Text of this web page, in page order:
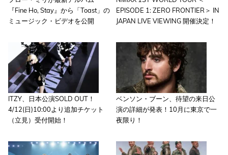
『Fine Ho, Stay』から「Toast」の
ミュージック・ビデオを公開
EPISODE 1: ZERO FRONTIER＞ IN
JAPAN LIVE VIEWING 開催決定！
ITZY、日本公演SOLD OUT！
4/12(日)10:00より追加チケット
（立見）受付開始！
ベンソン・ブーン、待望の来日公
演の詳細が発表！10月に東京で一
夜限り！